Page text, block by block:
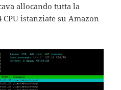
allocando tutta la
istanziate su Amazon